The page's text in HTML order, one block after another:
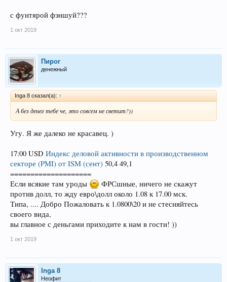
с фунтярой фэншуй???
1 окт 2019
Пирог
денежный
Inga 8 сказал(а): ↑
А без денег тебе че, это совсем не светит?))
Угу. Я же далеко не красавец. )
17:00 USD Индекс деловой активности в производственном
секторе (PMI) от ISM (сент) 50,4 49,1
====================
Если всякие там уроды
ФРСшные, ничего не скажут
против долл, то жду евро\долл около 1.08 к 17.00 мск.
Типа, .... Добро Пожаловать к 1.0800\20 и не стесняйтесь
своего вида,
вы главное с деньгами приходите к нам в гости! ))
1 окт 2019
Inga 8
Неофит